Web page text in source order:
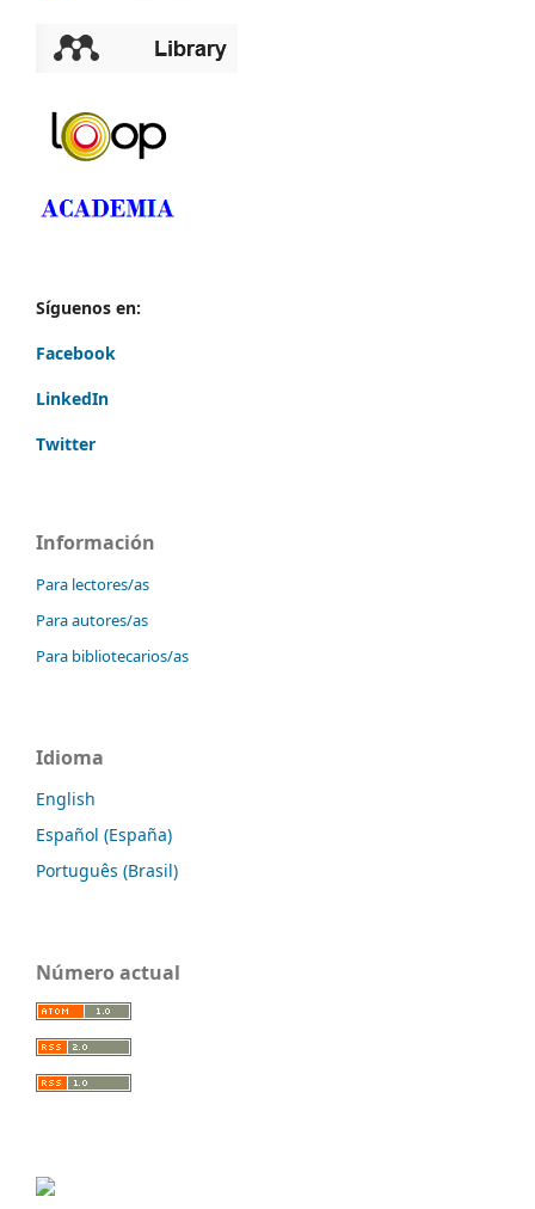
Síguenos en:
Facebook
LinkedIn
Twitter
Información
Para lectores/as
Para autores/as
Para bibliotecarios/as
Idioma
English
Español (España)
Português (Brasil)
Número actual